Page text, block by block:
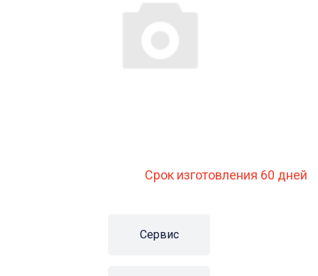
Срок изготовления 60 дней
Сервис